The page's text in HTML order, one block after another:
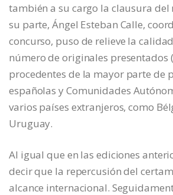
también a su cargo la clausura del
su parte, Ángel Esteban Calle,
concurso, puso de relieve la
número de originales presentados
procedentes de la mayor parte de
españolas y Comunidades
varios países extranjeros, como
Uruguay.
Al igual que en las ediciones
decir que la repercusión del
alcance internacional.